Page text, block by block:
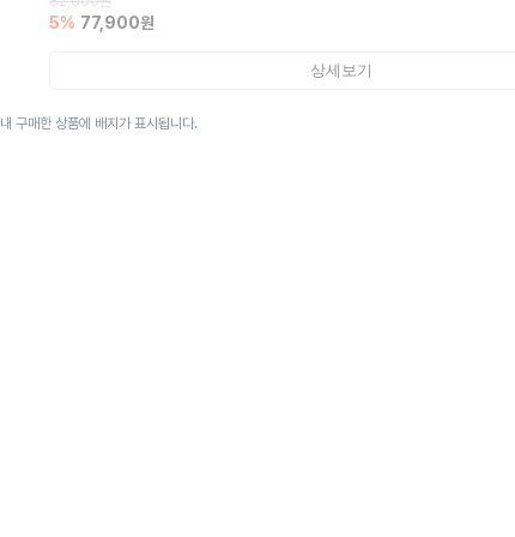
5% 77,900원
상세보기
구매한 상품에 배지가 표시됩니다.